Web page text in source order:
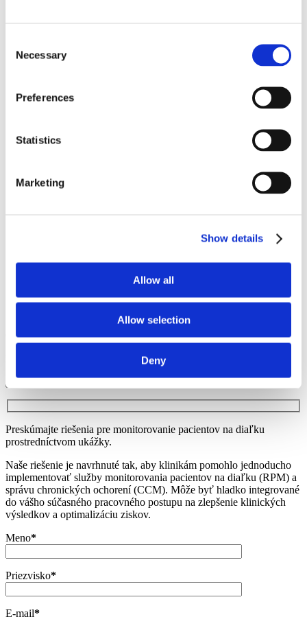
Selection
Necessary
Preferences
Statistics
Marketing
Show details
Allow all
Allow selection
Deny
LinkedIn
Copyright © 2026 Goldmann Systems, a.s., All Right Reserved
Preskúmajte riešenia pre monitorovanie pacientov na diaľku
prostredníctvom ukážky.
Naše riešenie je navrhnuté tak, aby klinikám pomohlo jednoducho
implementovať služby monitorovania pacientov na diaľku (RPM) a
správu chronických ochorení (CCM). Môže byť hladko integrované
do vášho súčasného pracovného postupu na zlepšenie klinických
výsledkov a optimalizáciu ziskov.
Meno*
Priezvisko*
E-mail*